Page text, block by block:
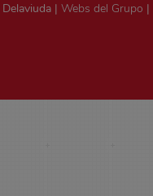
| Webs del Grupo |